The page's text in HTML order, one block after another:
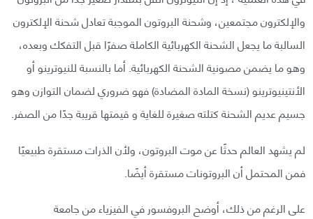
والإلكترون مجتمعين، وشحنة البروتون الموجبة تعادل شحنة الإلكترون
السالبة ما يجعل الشحنة الكهربائية الكاملة صفرًا قبل التفكك وبعده،
وهو ما يضمن مصونية الشحنة الكهربائية. أما بالنسبة للنيوترينو أو
الأنتينيوترينو (نسخة المادة المضادة) فهو ضروري لضمان التوازن وهو
جسيم عديم الشحنة كتلته صغيرة للغاية و قيمتها قريبة جدًا من الصفر.
لم يشهد العالم حدثًا عن موت البروتون، ولأن الذرات مستقرة طبيعيًا
فمن المحتمل أن البروتونات مستقرة أيضًا.
على الرغم من ذلك، أوضح البروفسور في الفيزياء من جامعة